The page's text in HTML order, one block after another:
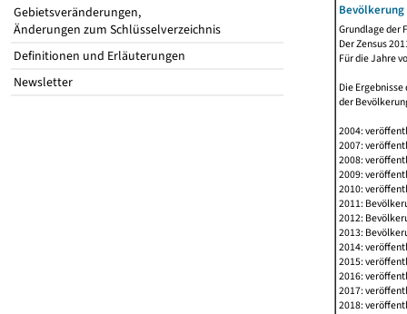
Gebietsveränderungen,
Änderungen zum Schlüsselverzeichnis
Definitionen und Erläuterungen
Newsletter
Grundlage der
Der Zensus
Für die Jahre
Die
der
2004:
2007:
2008:
2009:
2010:
2011:
2012:
2013:
2014:
2015:
2016:
2017:
2018: